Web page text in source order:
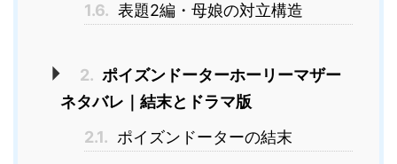
1.6. 表題2編・母娘の対立構造
2. ポイズンドーターホーリーマザー
ネタバレ｜結末とドラマ版
2.1. ポイズンドーターの結末